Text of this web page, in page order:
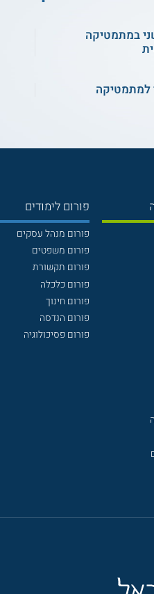
במתמטיקה
למתמטיקה
פורום לימודים
פורום מנהל עסקים
פורום משפטים
פורום תקשורת
פורום כלכלה
פורום חינוך
פורום הנדסה
פורום פסיכולוגיה